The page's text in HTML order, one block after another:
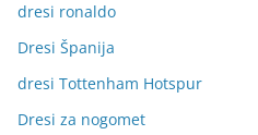
dresi ronaldo
Dresi Španija
dresi Tottenham Hotspur
Dresi za nogomet